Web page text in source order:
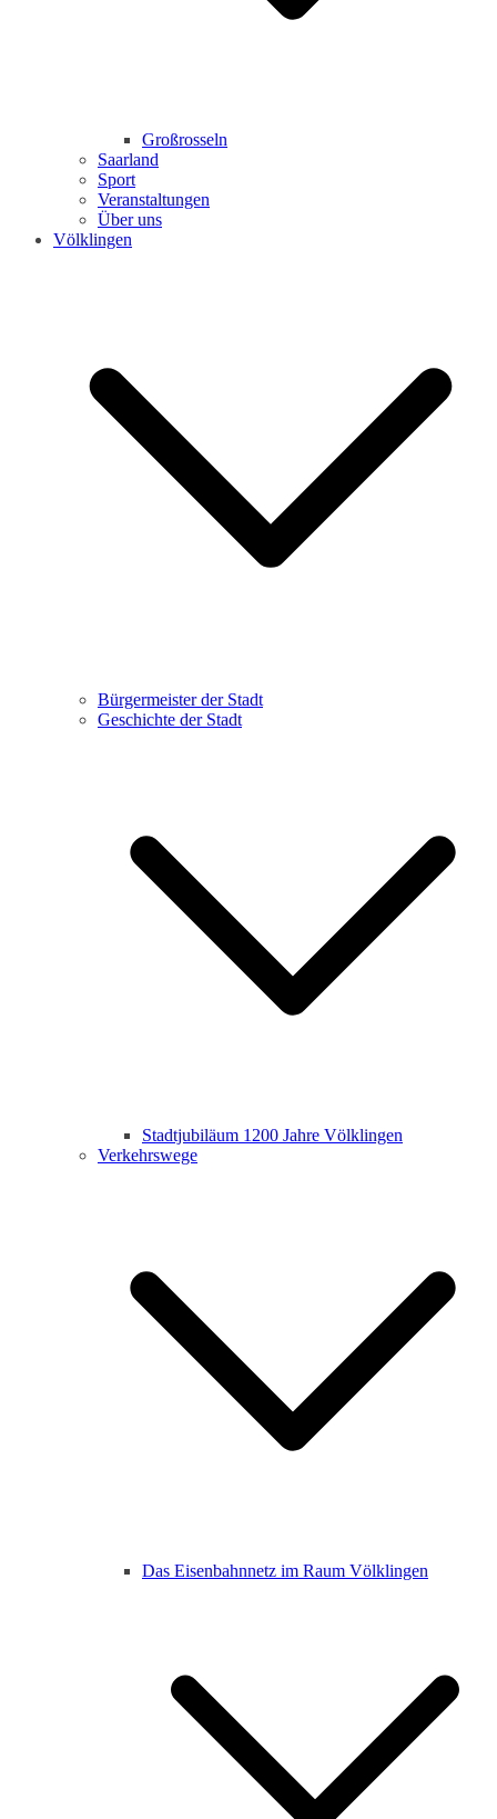
Großrosseln
Saarland
Sport
Veranstaltungen
Über uns
Völklingen
Bürgermeister der Stadt
Geschichte der Stadt
Stadtjubiläum 1200 Jahre Völklingen
Verkehrswege
Das Eisenbahnnetz im Raum Völklingen